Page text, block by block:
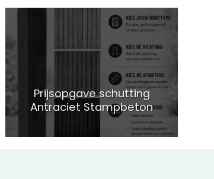
Prijsopgave schutting
Antraciet Stampbeton